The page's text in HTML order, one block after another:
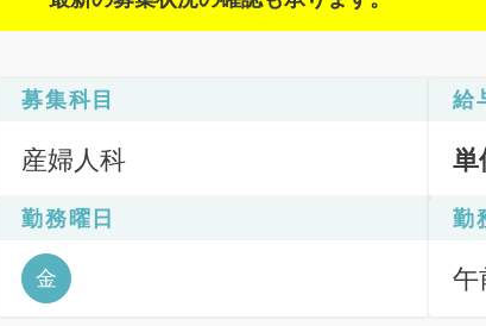
募集科目
産婦人科
給
勤務曜日
金
勤
午